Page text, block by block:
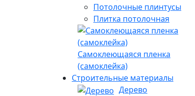
Потолочные плинтусы
Плитка потолочная
Самоклеющаяся пленка
(самоклейка)
Строительные материалы
Дерево